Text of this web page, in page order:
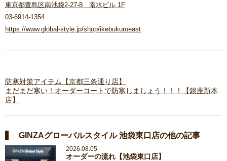
東京都豊島区南池袋2-27-8 南水ビル 1F
03-6914-1354
https://www.global-style.jp/shop/ikebukuroeast
防寒対策アイテム【京都三条通り店】
まだまだ寒い！オーダーコートで防寒しましょう！！！【銀座新本
店】
GINZAグローバルスタイル 池袋東口店の他の記事
2026.08.05
オーダーの流れ【池袋東口店】